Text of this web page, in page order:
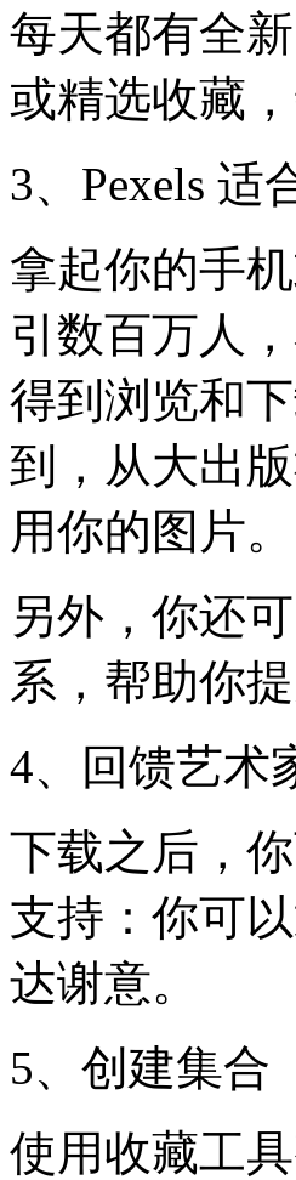
每天都有全
或精选收藏
3、Pexels 适
拿起你的手
引数百万人
得到浏览和
到，从大出
用你的图片。
另外，你还
系，帮助你
4、回馈艺术
下载之后，
支持：你可
达谢意。
5、创建集合
使用收藏工